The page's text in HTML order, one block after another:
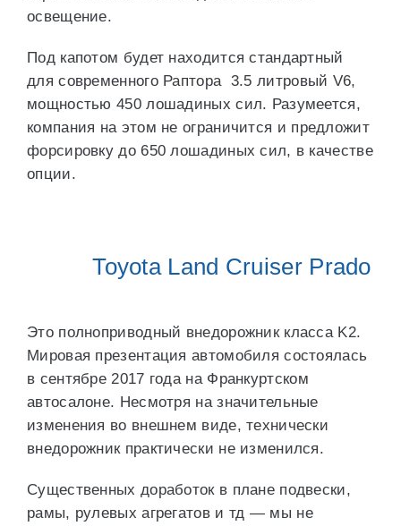
освещение.
Под капотом будет находится стандартный
для современного Раптора 3.5 литровый V6,
мощностью 450 лошадиных сил. Разумеется,
компания на этом не ограничится и предложит
форсировку до 650 лошадиных сил, в качестве
опции.
Toyota Land Cruiser Prado
Это полноприводный внедорожник класса K2.
Мировая презентация автомобиля состоялась
в сентябре 2017 года на Франкуртском
автосалоне. Несмотря на значительные
изменения во внешнем виде, технически
внедорожник практически не изменился.
Существенных доработок в плане подвески,
рамы, рулевых агрегатов и тд — мы не